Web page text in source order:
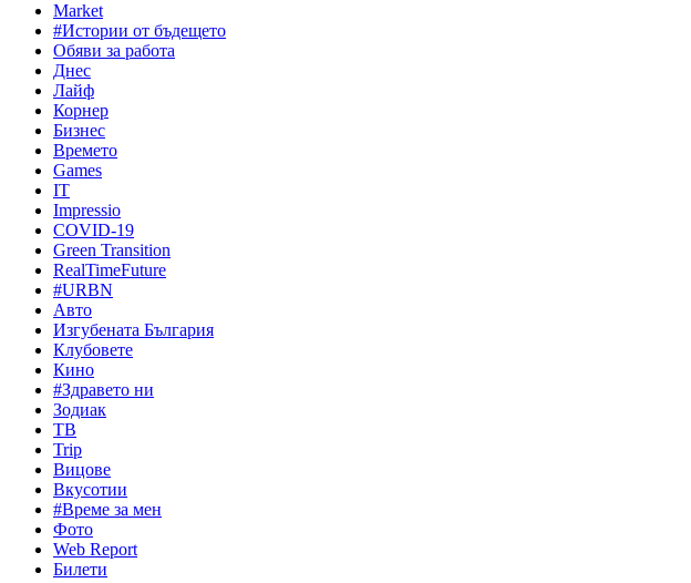
Market
#Истории от бъдещето
Обяви за работа
Днес
Лайф
Корнер
Бизнес
Времето
Games
IT
Impressio
COVID-19
Green Transition
RealTimeFuture
#URBN
Авто
Изгубената България
Клубовете
Кино
#Здравето ни
Зодиак
ТВ
Trip
Вицове
Вкусотии
#Време за мен
Фото
Web Report
Билети